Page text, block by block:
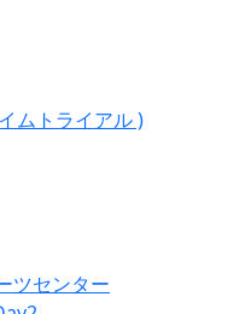
ムトライアル )
ツセンター